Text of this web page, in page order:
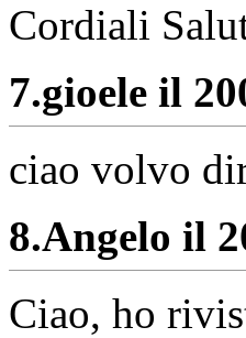
Cordiali
7.gioele il
ciao volvo
8.Angelo il
Ciao, ho